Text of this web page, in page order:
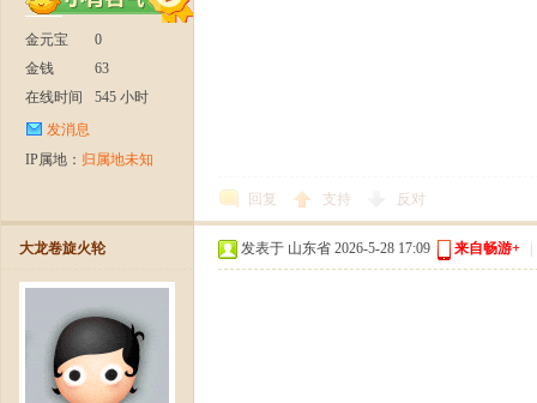
爆
公
金元宝
0
金钱
63
在线时间
545 小时
发消息
IP属地： 归属地未知
回复 支持 反对
大龙卷旋火轮 发表于 山东省 2026-5-28 17:09 来自畅游+